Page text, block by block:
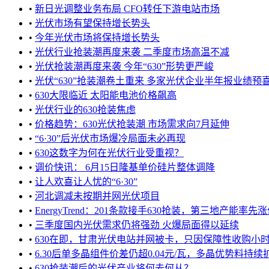
• 新日光调整业务布局 CFO转任下游电站市场
• 光伏市场有望保持增长势头
• 今年光伏市场将保持增长势头
• 光伏行业抢装潮再度来袭 二季度市场高温不减
• 光伏抢装潮再度来袭 今年“630”形势更严峻
• 光伏“630”抢装潮卷土重来 多家光伏企业半年报业绩预
• 630大限临近 太阳能电池价格飙高
• 光伏行业的630抢装焦虑
• 价格趋势：630光伏抢装潮 市场需求向7月延伸
• “6·30”后光伏市场爆冷局面未必再现
• 630这数字为何在光伏行业受重视？
• 调价快讯： 6月15日隆基单价硅片整体调降
• 让人欢喜让人忧的“6·30”
• 河北调减未按期并网光伏项目
• EnergyTrend：201条款接手630抢装，第三地产能率先
• 三季度国内光伏需求仍将强劲 火爆局面得以延续
• 630在即，甘肃光伏电站并网被卡，只因保障性收购小
• 6.30后单多晶组件价差仍超0.04元/瓦，多晶优势料持续